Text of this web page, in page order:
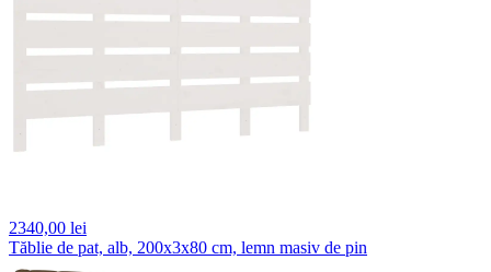
2340,00 lei
Tăblie de pat, alb, 200x3x80 cm, lemn masiv de pin